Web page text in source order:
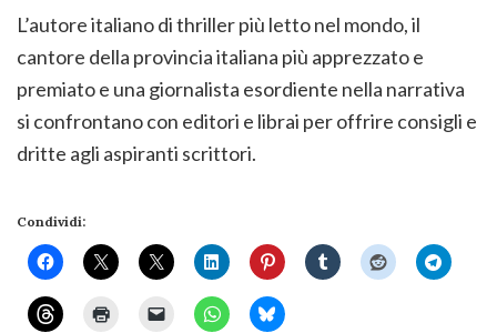
L’autore italiano di thriller più letto nel mondo, il
cantore della provincia italiana più apprezzato e
premiato e una giornalista esordiente nella narrativa
si confrontano con editori e librai per offrire consigli e
dritte agli aspiranti scrittori.
Condividi: